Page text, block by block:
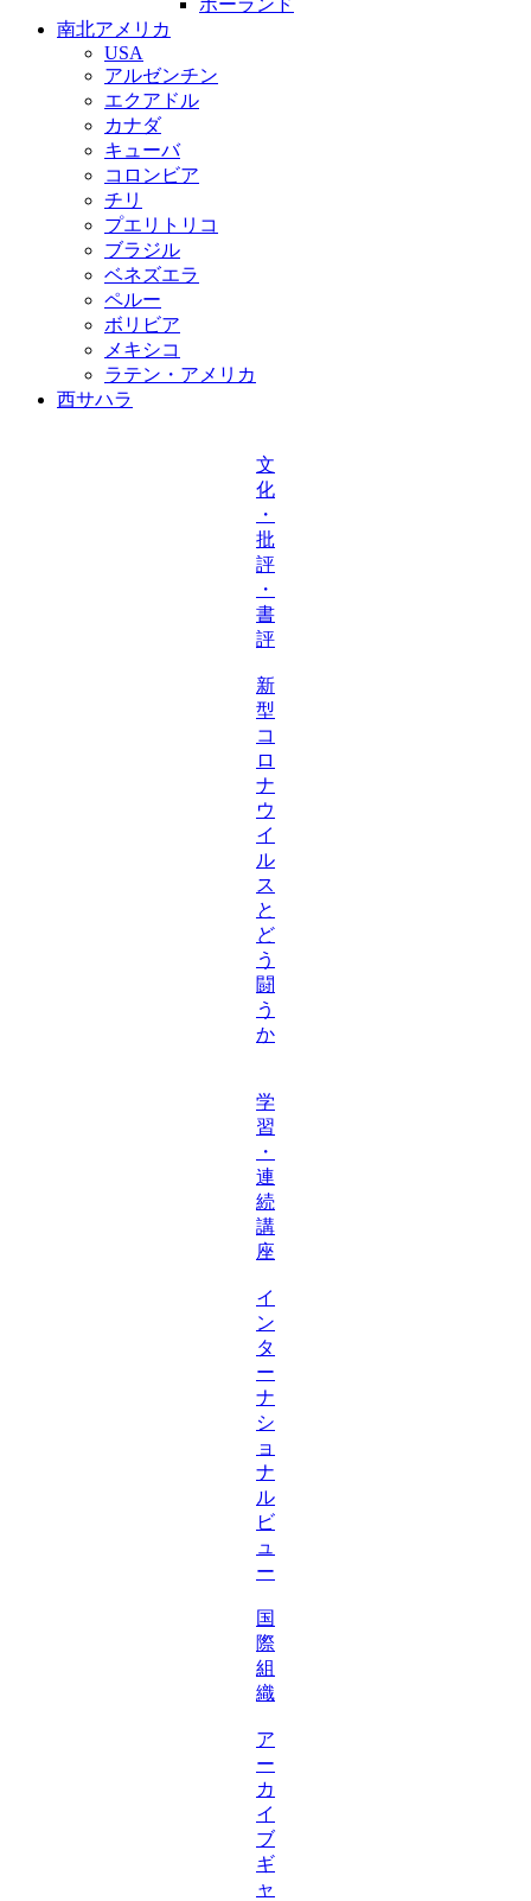
ポーランド
南北アメリカ
USA
アルゼンチン
エクアドル
カナダ
キューバ
コロンビア
チリ
プエリトリコ
ブラジル
ベネズエラ
ペルー
ボリビア
メキシコ
ラテン・アメリカ
西サハラ
文
化
・
批
評
・
書
評
新
型
コ
ロ
ナ
ウ
イ
ル
ス
と
ど
う
闘
う
か
学
習
・
連
続
講
座
イ
ン
タ
ー
ナ
シ
ョ
ナ
ル
ビ
ュ
ー
国
際
組
織
ア
ー
カ
イ
ブ
ギ
ャ